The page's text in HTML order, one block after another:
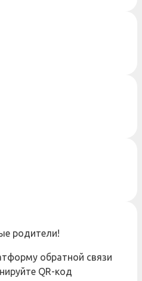
родители!
обратной связи
QR-код